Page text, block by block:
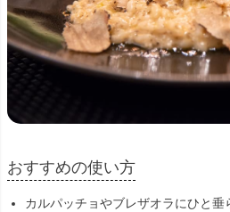
おすすめの使い方
カルパッチョやブレザオラにひと